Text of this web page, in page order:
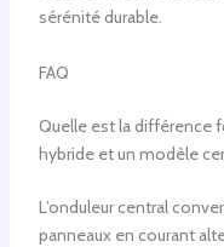
sérénité durable.
FAQ
Quelle est la différence
hybride et un modèle
L’onduleur central
panneaux en courant